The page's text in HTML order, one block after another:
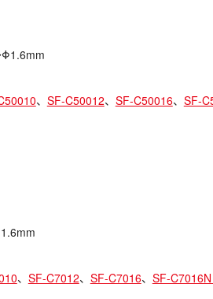
Φ1.6mm
、 SF-C50012、 SF-C50016、 SF-
、 SF-C7012、 SF-C7016、 SF-C7016N